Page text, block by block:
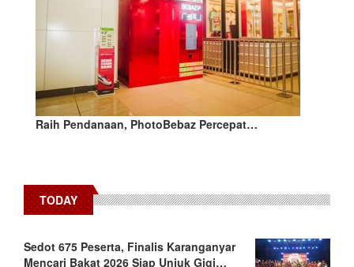
Raih Pendanaan, PhotoBebaz Percepat…
TODAY
Sedot 675 Peserta, Finalis Karanganyar
Mencari Bakat 2026 Siap Unjuk Gigi…